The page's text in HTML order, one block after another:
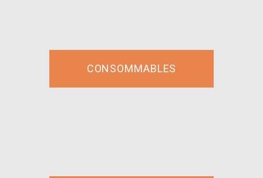
CONSOMMABLES